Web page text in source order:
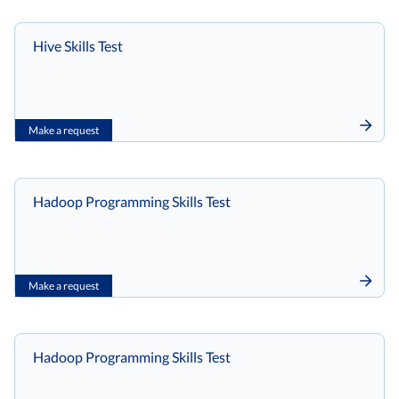
Make a request
Hive Skills Test
Make a request
Hadoop Programming Skills Test
Hadoop Programming Skills Test